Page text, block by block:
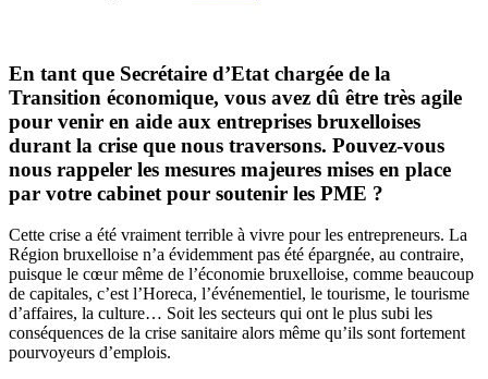
En tant que Secrétaire d’Etat chargée de la
Transition économique, vous avez dû être très agile
pour venir en aide aux entreprises bruxelloises
durant la crise que nous traversons. Pouvez-vous
nous rappeler les mesures majeures mises en place
par votre cabinet pour soutenir les PME ?
Cette crise a été vraiment terrible à vivre pour les entrepreneurs. La
Région bruxelloise n’a évidemment pas été épargnée, au contraire,
puisque le cœur même de l’économie bruxelloise, comme beaucoup
de capitales, c’est l’Horeca, l’événementiel, le tourisme, le tourisme
d’affaires, la culture… Soit les secteurs qui ont le plus subi les
conséquences de la crise sanitaire alors même qu’ils sont fortement
pourvoyeurs d’emplois.